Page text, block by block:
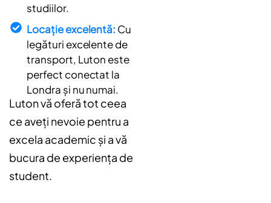
studiilor.
Locație excelentă: Cu
legături excelente de
transport, Luton este
perfect conectat la
Londra și nu numai.
Luton vă oferă tot ceea
ce aveți nevoie pentru a
excela academic și a vă
bucura de experiența de
student.